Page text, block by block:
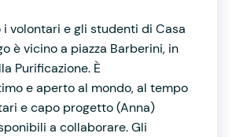
volontari e gli studenti di Casa
è vicino a piazza Barberini, in
Purificazione. È
e aperto al mondo, al tempo
e capo progetto (Anna)
a collaborare. Gli